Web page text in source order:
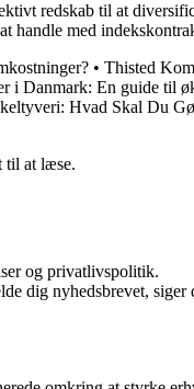
redskab til at
handle med
• Thisted
i Danmark: En guide til
Hvad Skal Du
til at læse.
og privatlivspolitik.
dig nyhedsbrevet,